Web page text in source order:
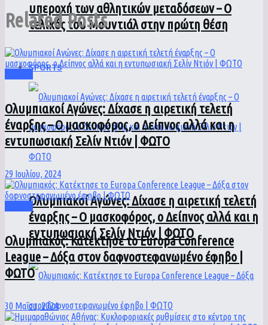
υπεροχή των αθλητικών μεταδόσεων – Ο
τελικός του Μουντιάλ στην πρώτη θέση
SPORTS
Ολυμπιακοί Αγώνες: Δίχασε η αιρετική τελετή
έναρξης – Ο μασκοφόρος, ο Δείπνος αλλά και η
εντυπωσιακή Σελίν Ντιόν | ΦΩΤΟ
RelatedPosts
Ολυμπιακοί Αγώνες: Δίχασε η αιρετική τελετή
έναρξης – Ο μασκοφόρος, ο Δείπνος αλλά και η
εντυπωσιακή Σελίν Ντιόν | ΦΩΤΟ
29 Ιουλίου, 2024
Ολυμπιακός: Κατέκτησε το Europa Conference
League – Δόξα στον δαφνοστεφανωμένο έφηβο |
ΦΩΤΟ
30 Μαΐου, 2024